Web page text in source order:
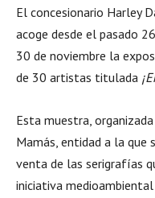
El concesionario Harley
acoge desde el pasado
30 de noviembre la
de 30 artistas titulada
Esta muestra,
Mamás, entidad a la que
venta de las serigrafías
iniciativa medioambiental